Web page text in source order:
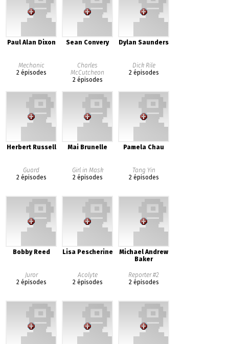
Paul Alan Dixon
Mechanic
2 épisodes
Sean Convery
Charles
McCutcheon
2 épisodes
Dylan Saunders
Dick Rile
2 épisodes
Herbert Russell
Guard
2 épisodes
Mai Brunelle
Girl in Mask
2 épisodes
Pamela Chau
Tang Yin
2 épisodes
Bobby Reed
Juror
2 épisodes
Lisa Pescherine
Acolyte
2 épisodes
Michael Andrew
Baker
Reporter #2
2 épisodes